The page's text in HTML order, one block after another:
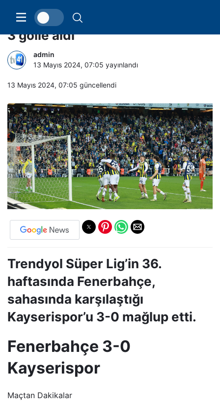
Fenerbahçe pes etmedi!3 puanı
3 golle aldı
admin
13 Mayıs 2024, 07:05 yayınlandı
13 Mayıs 2024, 07:05 güncellendi
Trendyol Süper Lig’in 36.
haftasında Fenerbahçe,
sahasında karşılaştığı
Kayserispor’u 3-0 mağlup etti.
Fenerbahçe 3-0
Kayserispor
Maçtan Dakikalar